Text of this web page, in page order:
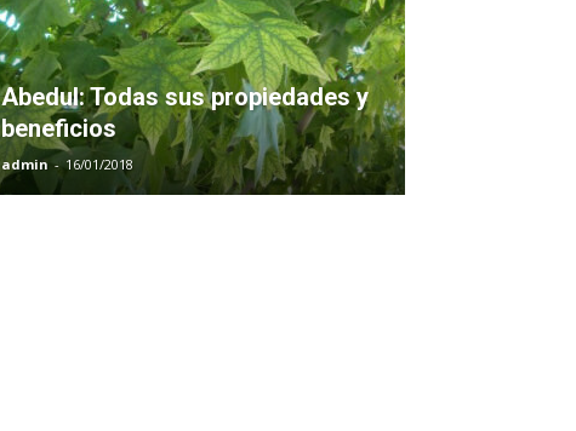
Abedul: Todas sus propiedades y
beneficios
admin - 16/01/2018